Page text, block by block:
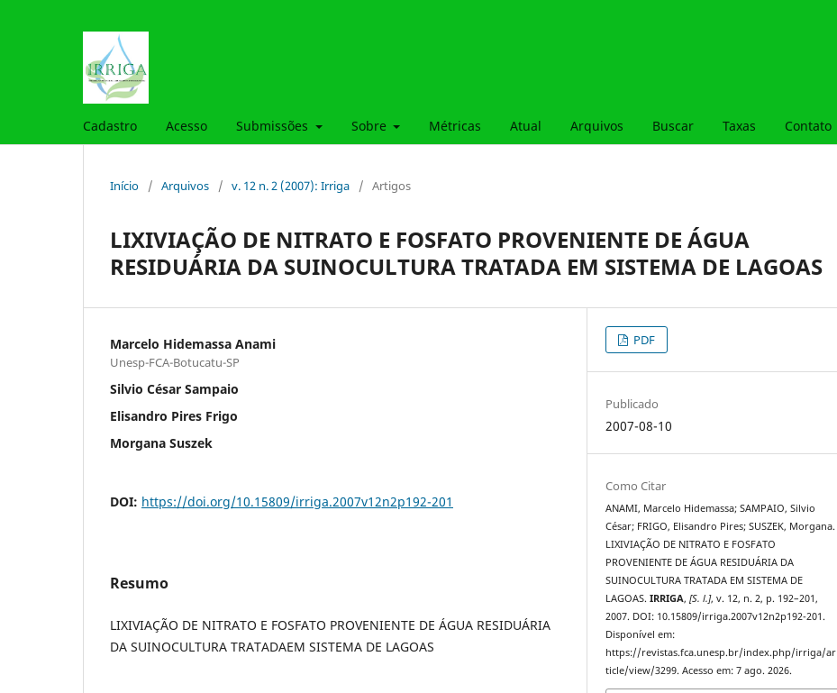
Cadastro Acesso Submissões Sobre Métricas Atual Arquivos Buscar Taxas Contato
Início / Arquivos / v. 12 n. 2 (2007): Irriga / Artigos
LIXIVIAÇÃO DE NITRATO E FOSFATO PROVENIENTE DE ÁGUA
RESIDUÁRIA DA SUINOCULTURA TRATADA EM SISTEMA DE LAGOAS
Marcelo Hidemassa Anami
Unesp-FCA-Botucatu-SP
Silvio César Sampaio
Elisandro Pires Frigo
Morgana Suszek
DOI: https://doi.org/10.15809/irriga.2007v12n2p192-201
Resumo
LIXIVIAÇÃO DE NITRATO E FOSFATO PROVENIENTE DE ÁGUA RESIDUÁRIA
DA SUINOCULTURA TRATADAEM SISTEMA DE LAGOAS
PDF
Publicado
2007-08-10
Como Citar
ANAMI, Marcelo Hidemassa; SAMPAIO, Silvio
César; FRIGO, Elisandro Pires; SUSZEK, Morgana.
LIXIVIAÇÃO DE NITRATO E FOSFATO
PROVENIENTE DE ÁGUA RESIDUÁRIA DA
SUINOCULTURA TRATADA EM SISTEMA DE
LAGOAS.IRRIGA,[S. l.], v. 12, n. 2, p. 192–201,
2007. DOI: 10.15809/irriga.2007v12n2p192-201.
Disponível em:
https://revistas.fca.unesp.br/index.php/irriga/ar
ticle/view/3299. Acesso em: 7 ago. 2026.